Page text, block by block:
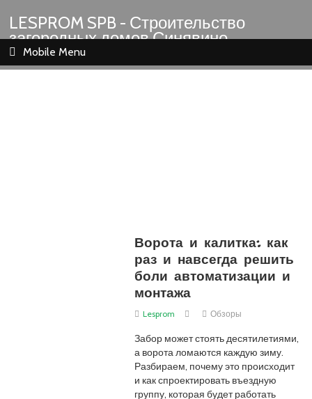
LESPROM SPB - Строительство
загородных домов Синявино
Шлиссельбург Кировск Назия
Mobile Menu
Ворота и калитка: как
раз и навсегда решить
боли автоматизации и
монтажа
Lesprom Обзоры
Забор может стоять десятилетиями,
а ворота ломаются каждую зиму.
Разбираем, почему это происходит
и как спроектировать въездную
группу, которая будет работать